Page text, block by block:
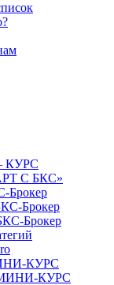
КУРС
С БКС»
Брокер
Брокер
Брокер
КУРС
МИНИ-КУРС